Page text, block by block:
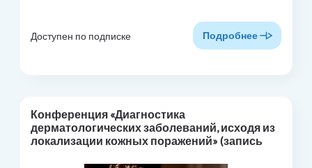
Доступен по подписке Подробнее
Конференция «Диагностика
дерматологических заболеваний, исходя из
локализации кожных поражений» (запись